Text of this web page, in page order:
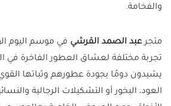
والفخامة.
متجرعبد الصمد القرشي
تجربة مختلفة لعشاق العطور الفاخرة في
يشيدون دومًا بجودة عطورهم وثباتها
العود، البخور أو التشكيلات الرجالية